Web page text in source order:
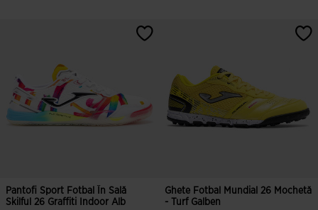
Pantofi Sport Fotbal În Sală
Skilful 26 Graffiti Indoor Alb
Ghete Fotbal Mundial 26 Mochetă
- Turf Galben